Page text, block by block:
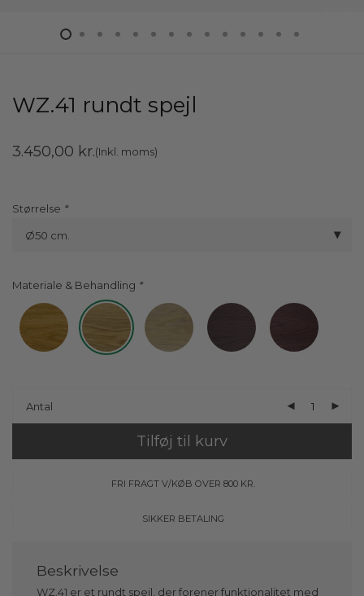
WZ.41 rundt spejl
3.450,00 kr.(Inkl. moms)
Størrelse
Ø50 cm.
Materiale & Behandling
Antal
Tilføj til kurv
FRI FRAGT V/KØB OVER 800 KR.
SIKKER BETALING
WZ.41 er et rundt spejl, der forener funktionalitet med